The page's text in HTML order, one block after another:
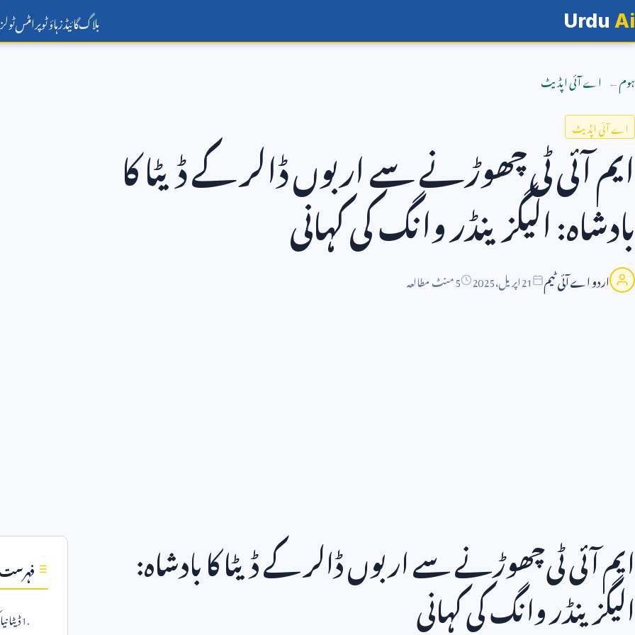
Urdu Ai بلاگگائیڈزہاؤ ٹوپرامٹسٹولز
ہوم اے آئی اپڈیٹ
اے آئی اپڈیٹ
ایم آئی ٹی چھوڑنے سے اربوں ڈالر کے ڈیٹا کا
بادشاہ: الیگزینڈر وانگ کی کہانی
اردو اے آئی ٹیم 21اپریل،2025 5 منٹ مطالعہ
ایم آئی ٹی چھوڑنے سے اربوں ڈالر کے ڈیٹا کا بادشاہ:
الیگزینڈر وانگ کی کہانی
فہرست
ڈیٹا